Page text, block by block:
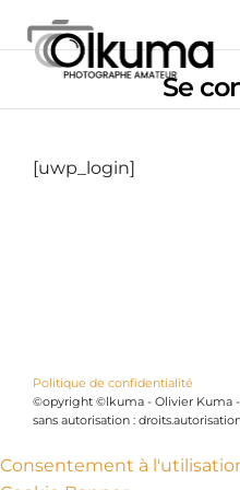
Se
[uwp_login]
Politique de confidentialité
©opyright ©lkuma - Olivier Kuma -
sans autorisation :
Consentement à